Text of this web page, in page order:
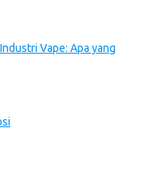
Vape: Apa yang